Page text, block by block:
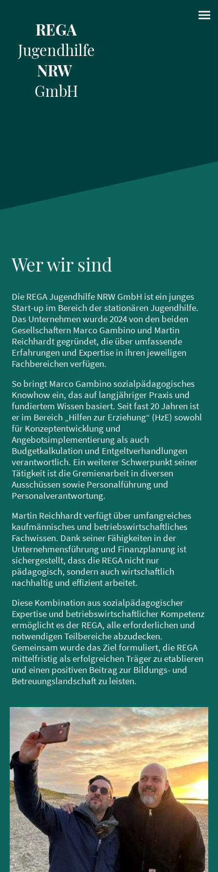
REGA
Jugendhilfe
NRW
GmbH
Wer wir sind
Die REGA Jugendhilfe NRW GmbH ist ein junges
Start-up im Bereich der stationären Jugendhilfe.
Das Unternehmen wurde 2024 von den beiden
Gesellschaftern Marco Gambino und Martin
Reichhardt gegründet, die über umfassende
Erfahrungen und Expertise in ihren jeweiligen
Fachbereichen verfügen.
So bringt Marco Gambino sozialpädagogisches
Knowhow ein, das auf langjähriger Praxis und
fundiertem Wissen basiert. Seit fast 20 Jahren ist
er im Bereich „Hilfen zur Erziehung“ (HzE) sowohl
für Konzeptentwicklung und
Angebotsimplementierung als auch
Budgetkalkulation und Entgeltverhandlungen
verantwortlich. Ein weiterer Schwerpunkt seiner
Tätigkeit ist die Gremienarbeit in diversen
Ausschüssen sowie Personalführung und
Personalverantwortung.
Martin Reichhardt verfügt über umfangreiches
kaufmännisches und betriebswirtschaftliches
Fachwissen. Dank seiner Fähigkeiten in der
Unternehmensführung und Finanzplanung ist
sichergestellt, dass die REGA nicht nur
pädagogisch, sondern auch wirtschaftlich
nachhaltig und effizient arbeitet.
Diese Kombination aus sozialpädagogischer
Expertise und betriebswirtschaftlicher Kompetenz
ermöglicht es der REGA, alle erforderlichen und
notwendigen Teilbereiche abzudecken.
Gemeinsam wurde das Ziel formuliert, die REGA
mittelfristig als erfolgreichen Träger zu etablieren
und einen positiven Beitrag zur Bildungs- und
Betreuungslandschaft zu leisten.